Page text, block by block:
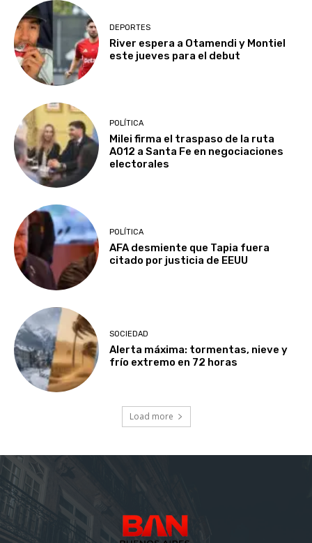
DEPORTES
River espera a Otamendi y Montiel
este jueves para el debut
POLÍTICA
Milei firma el traspaso de la ruta
A012 a Santa Fe en negociaciones
electorales
POLÍTICA
AFA desmiente que Tapia fuera
citado por justicia de EEUU
SOCIEDAD
Alerta máxima: tormentas, nieve y
frío extremo en 72 horas
Load more